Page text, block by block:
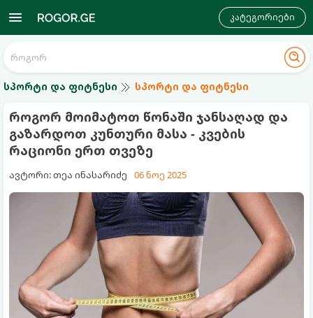
კატეგორიები
სპორტი და ფიტნესი სპორტი და ფიტნესი
როგორ მოიმატოთ წონაში ჯანსაღად და
გაზარდოთ კუნთური მასა - კვების
რაციონი ერთ თვეზე
ავტორი: თეა ინასარიძე 06 ნოე 2025